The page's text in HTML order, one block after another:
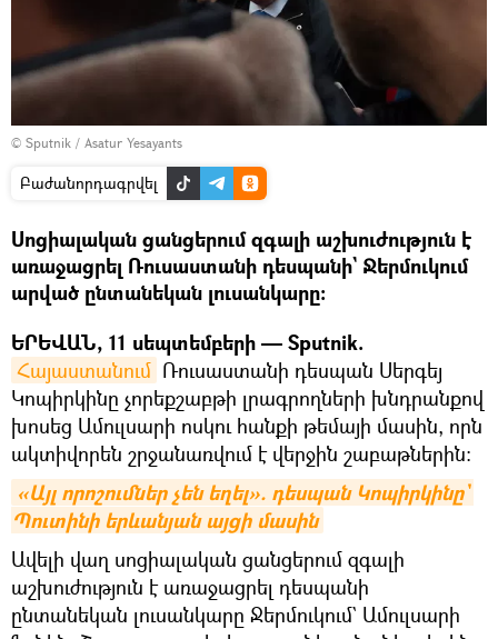
© Sputnik / Asatur Yesayants
Բաժանորդագրվել
Սոցիալական ցանցերում զգալի աշխուժություն է
առաջացրել Ռուսաստանի դեսպանի` Ջերմուկում
արված ընտանեկան լուսանկարը։
ԵՐԵՎԱՆ, 11 սեպտեմբերի — Sputnik.
Հայաստանում Ռուսաստանի դեսպան Սերգեյ
Կոպիրկինը չորեքշաբթի լրագրողների խնդրանքով
խոսեց Ամուլսարի ոսկու հանքի թեմայի մասին, որն
ակտիվորեն շրջանառվում է վերջին շաբաթներին։
«Այլ որոշումներ չեն եղել». դեսպան Կոպիրկինը`
Պուտինի երևանյան այցի մասին
Ավելի վաղ սոցիալական ցանցերում զգալի
աշխուժություն է առաջացրել դեսպանի
ընտանեկան լուսանկարը Ջերմուկում` Ամուլսարի